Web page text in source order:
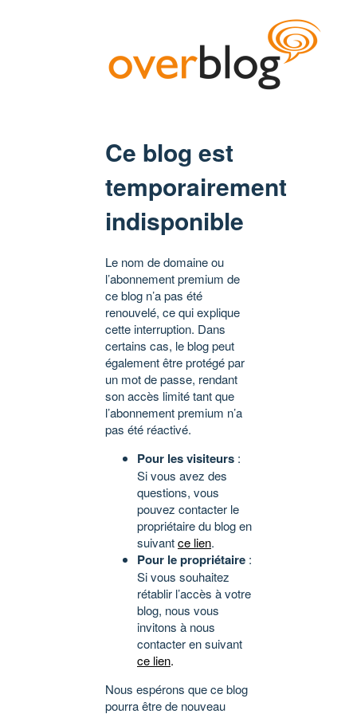
Ce blog est
temporairement
indisponible
Le nom de domaine ou
l’abonnement premium de
ce blog n’a pas été
renouvelé, ce qui explique
cette interruption. Dans
certains cas, le blog peut
également être protégé par
un mot de passe, rendant
son accès limité tant que
l’abonnement premium n’a
pas été réactivé.
Pour les visiteurs :
Si vous avez des
questions, vous
pouvez contacter le
propriétaire du blog en
suivantce lien.
Pour le propriétaire :
Si vous souhaitez
rétablir l’accès à votre
blog, nous vous
invitons à nous
contacter en suivant
ce lien.
Nous espérons que ce blog
pourra être de nouveau